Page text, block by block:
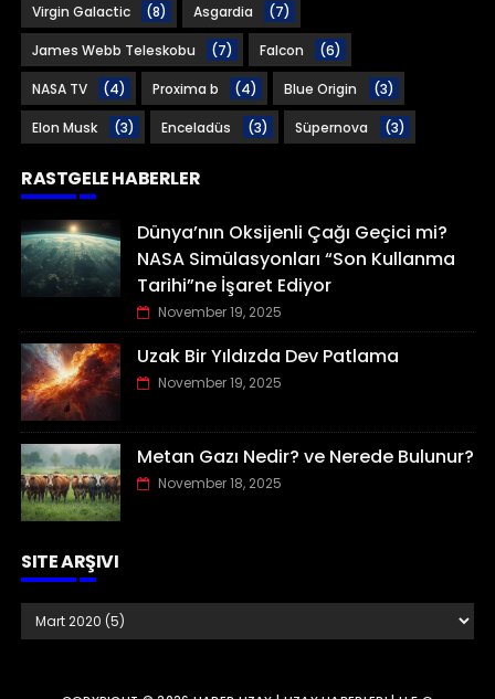
Virgin Galactic (8) Asgardia (7)
James Webb Teleskobu (7) Falcon (6)
NASA TV (4) Proxima b (4) Blue Origin (3)
Elon Musk (3) Enceladüs (3) Süpernova (3)
RASTGELE HABERLER
Dünya’nın Oksijenli Çağı Geçici mi?
NASA Simülasyonları “Son Kullanma
Tarihi”ne İşaret Ediyor
November 19, 2025
Uzak Bir Yıldızda Dev Patlama
November 19, 2025
Metan Gazı Nedir? ve Nerede Bulunur?
November 18, 2025
SITE ARŞIVI